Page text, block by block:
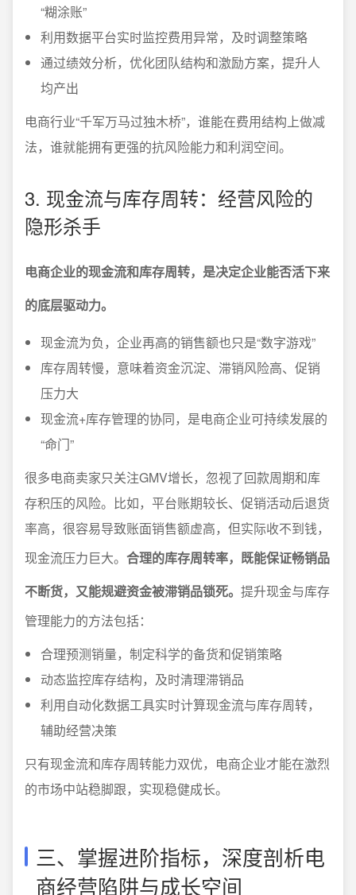
“糊涂账”
利用数据平台实时监控费用异常，及时调整策略
通过绩效分析，优化团队结构和激励方案，提升人
均产出
电商行业“千军万马过独木桥”，谁能在费用结构上做减
法，谁就能拥有更强的抗风险能力和利润空间。
3. 现金流与库存周转：经营风险的
隐形杀手
电商企业的现金流和库存周转，是决定企业能否活下来
的底层驱动力。
现金流为负，企业再高的销售额也只是“数字游戏”
库存周转慢，意味着资金沉淀、滞销风险高、促销
压力大
现金流+库存管理的协同，是电商企业可持续发展的
“命门”
很多电商卖家只关注GMV增长，忽视了回款周期和库
存积压的风险。比如，平台账期较长、促销活动后退货
率高，很容易导致账面销售额虚高，但实际收不到钱，
现金流压力巨大。 合理的库存周转率，既能保证畅销品
不断货，又能规避资金被滞销品锁死。 提升现金与库存
管理能力的方法包括：
合理预测销量，制定科学的备货和促销策略
动态监控库存结构，及时清理滞销品
利用自动化数据工具实时计算现金流与库存周转，
辅助经营决策
只有现金流和库存周转能力双优，电商企业才能在激烈
的市场中站稳脚跟，实现稳健成长。
三、掌握进阶指标，深度剖析电
商经营陷阱与成长空间